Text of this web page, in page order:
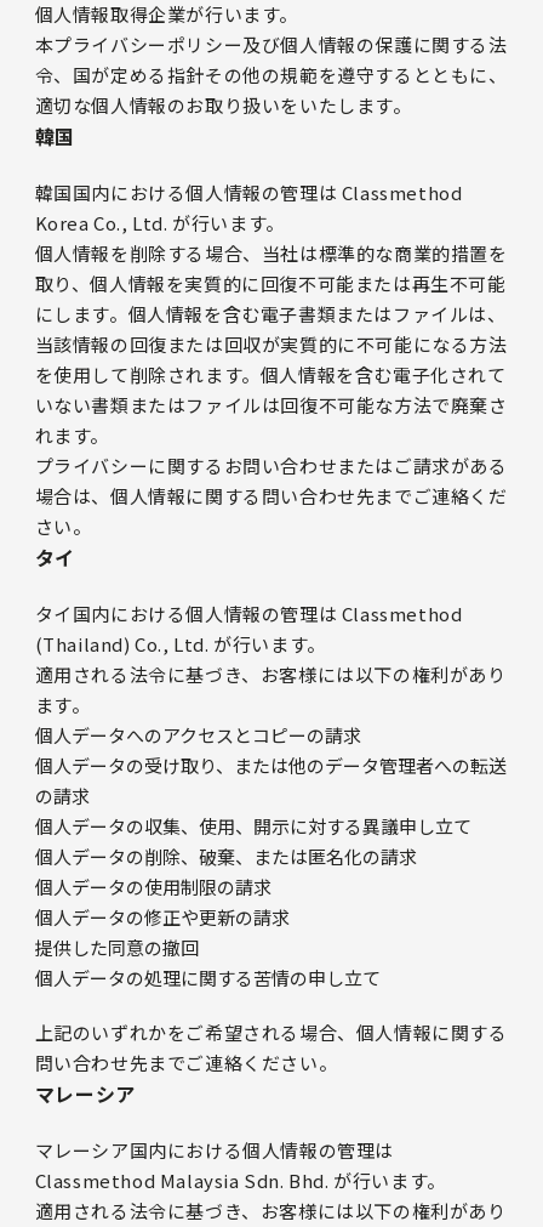
個人情報取得企業が行います。
本プライバシーポリシー及び個人情報の保護に関する法
令、国が定める指針その他の規範を遵守するとともに、
適切な個人情報のお取り扱いをいたします。
韓国
韓国国内における個人情報の管理は Classmethod
Korea Co., Ltd. が行います。
個人情報を削除する場合、当社は標準的な商業的措置を
取り、個人情報を実質的に回復不可能または再生不可能
にします。個人情報を含む電子書類またはファイルは、
当該情報の回復または回収が実質的に不可能になる方法
を使用して削除されます。個人情報を含む電子化されて
いない書類またはファイルは回復不可能な方法で廃棄さ
れます。
プライバシーに関するお問い合わせまたはご請求がある
場合は、個人情報に関する問い合わせ先までご連絡くだ
さい。
タイ
タイ国内における個人情報の管理は Classmethod
(Thailand) Co., Ltd. が行います。
適用される法令に基づき、お客様には以下の権利があり
ます。
個人データへのアクセスとコピーの請求
個人データの受け取り、または他のデータ管理者への転送
の請求
個人データの収集、使用、開示に対する異議申し立て
個人データの削除、破棄、または匿名化の請求
個人データの使用制限の請求
個人データの修正や更新の請求
提供した同意の撤回
個人データの処理に関する苦情の申し立て
上記のいずれかをご希望される場合、個人情報に関する
問い合わせ先までご連絡ください。
マレーシア
マレーシア国内における個人情報の管理は
Classmethod Malaysia Sdn. Bhd. が行います。
適用される法令に基づき、お客様には以下の権利があり